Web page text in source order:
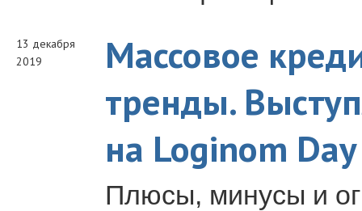
13 декабря
2019
Массовое
тренды.
на Loginom
Плюсы, минусы и